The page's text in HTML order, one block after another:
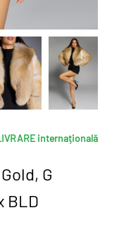
internațională
G
BLD